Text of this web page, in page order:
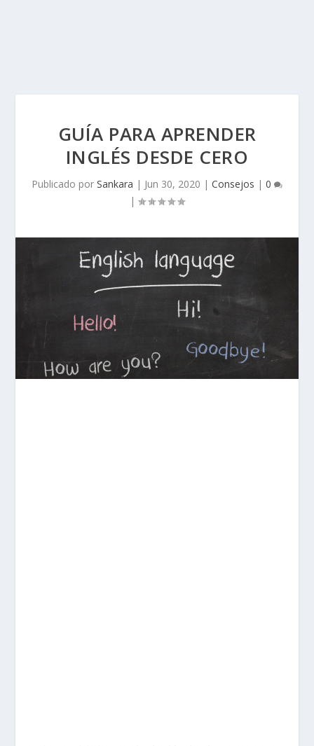
GUÍA PARA APRENDER
INGLÉS DESDE CERO
Publicado por Sankara | Jun 30, 2020 | Consejos | 0
|